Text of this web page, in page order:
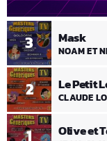
1 Olive et
2 Le Petit
CLAUDE
3 Mask
NOAM ET